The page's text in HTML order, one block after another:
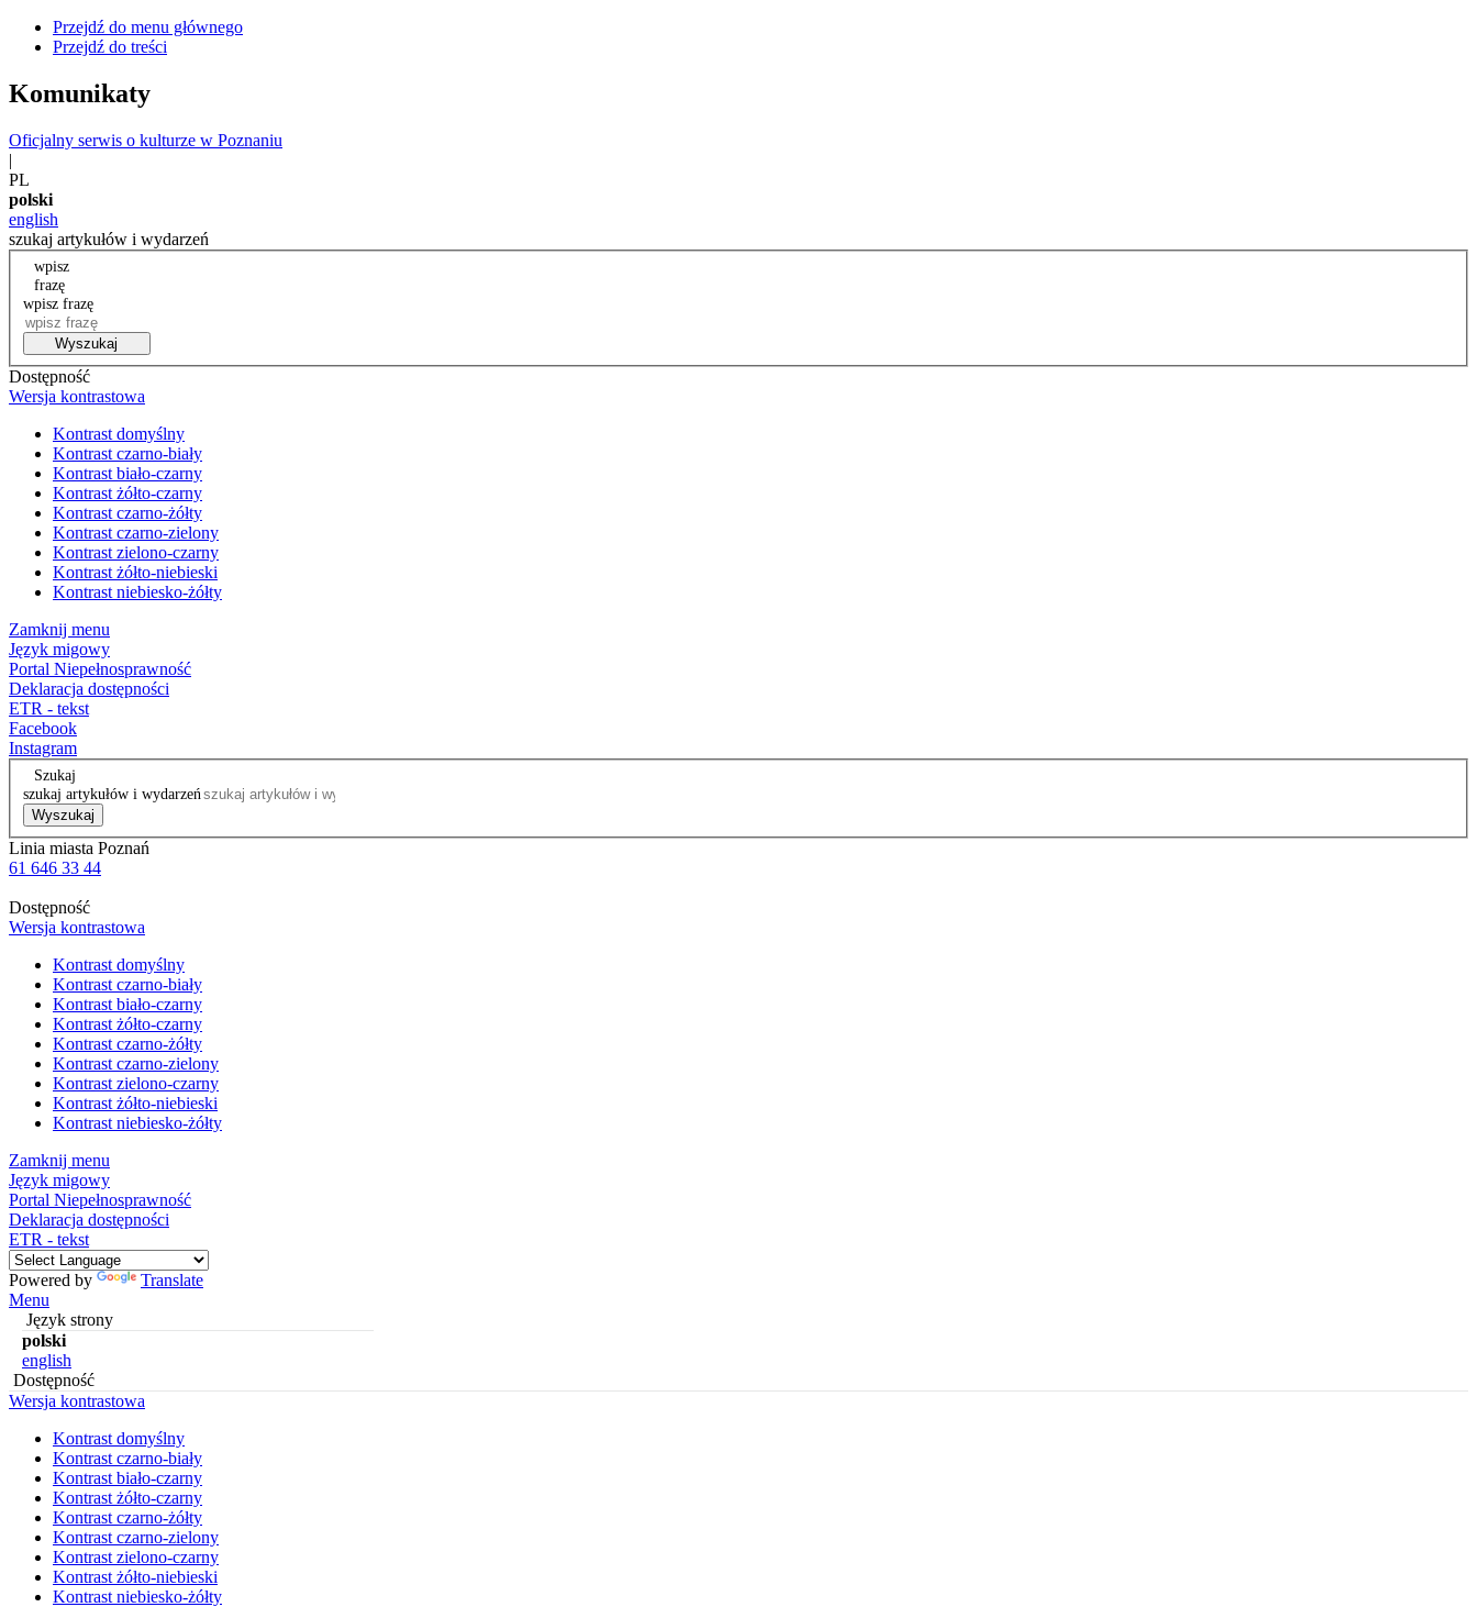
Przejdź do menu głównego
Przejdź do treści
Komunikaty
Oficjalny serwis o kulturze w Poznaniu
|
PL
polski
english
szukaj artykułów i wydarzeń
wpisz
frazę
wpisz frazę
Wyszukaj
Dostępność
Wersja kontrastowa
Kontrast domyślny
Kontrast czarno-biały
Kontrast biało-czarny
Kontrast żółto-czarny
Kontrast czarno-żółty
Kontrast czarno-zielony
Kontrast zielono-czarny
Kontrast żółto-niebieski
Kontrast niebiesko-żółty
Zamknij menu
Język migowy
Portal Niepełnosprawność
Deklaracja dostępności
ETR - tekst
Facebook
Instagram
Szukaj
szukaj artykułów i wydarzeń
Wyszukaj
Linia miasta Poznań
61 646 33 44
Dostępność
Wersja kontrastowa
Kontrast domyślny
Kontrast czarno-biały
Kontrast biało-czarny
Kontrast żółto-czarny
Kontrast czarno-żółty
Kontrast czarno-zielony
Kontrast zielono-czarny
Kontrast żółto-niebieski
Kontrast niebiesko-żółty
Zamknij menu
Język migowy
Portal Niepełnosprawność
Deklaracja dostępności
ETR - tekst
Powered by
Translate
Menu
Język strony
polski
english
Dostępność
Wersja kontrastowa
Kontrast domyślny
Kontrast czarno-biały
Kontrast biało-czarny
Kontrast żółto-czarny
Kontrast czarno-żółty
Kontrast czarno-zielony
Kontrast zielono-czarny
Kontrast żółto-niebieski
Kontrast niebiesko-żółty